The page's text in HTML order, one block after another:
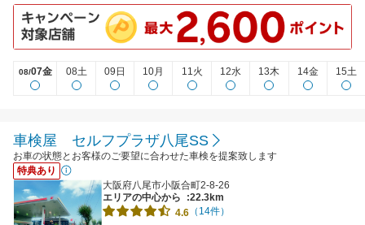
08/07金 08土 09日 10月 11火 12水 13木 14金 15土
車検屋 セルフプラザ八尾SS
お車の状態とお客様のご要望に合わせた車検を提案致します
特典あり
大阪府八尾市小阪合町2-8-26
エリアの中心から
:22.3km
4.6 （14件）